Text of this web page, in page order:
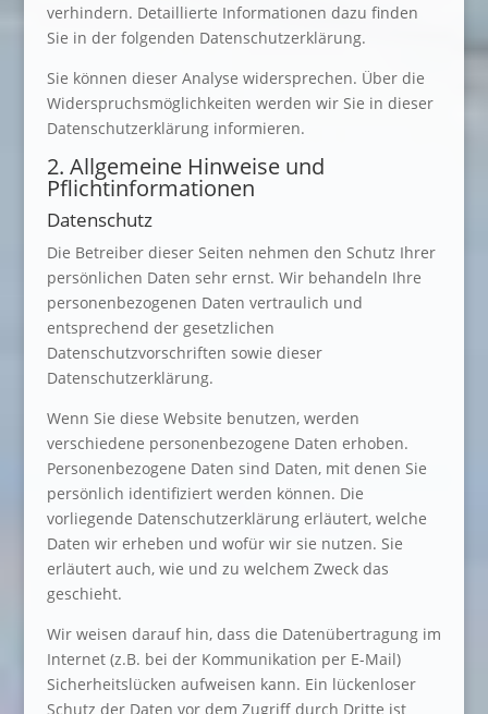
verhindern. Detaillierte Informationen dazu finden
Sie in der folgenden Datenschutzerklärung.
Sie können dieser Analyse widersprechen. Über die
Widerspruchsmöglichkeiten werden wir Sie in dieser
Datenschutzerklärung informieren.
2. Allgemeine Hinweise und
Pflichtinformationen
Datenschutz
Die Betreiber dieser Seiten nehmen den Schutz Ihrer
persönlichen Daten sehr ernst. Wir behandeln Ihre
personenbezogenen Daten vertraulich und
entsprechend der gesetzlichen
Datenschutzvorschriften sowie dieser
Datenschutzerklärung.
Wenn Sie diese Website benutzen, werden
verschiedene personenbezogene Daten erhoben.
Personenbezogene Daten sind Daten, mit denen Sie
persönlich identifiziert werden können. Die
vorliegende Datenschutzerklärung erläutert, welche
Daten wir erheben und wofür wir sie nutzen. Sie
erläutert auch, wie und zu welchem Zweck das
geschieht.
Wir weisen darauf hin, dass die Datenübertragung im
Internet (z.B. bei der Kommunikation per E-Mail)
Sicherheitslücken aufweisen kann. Ein lückenloser
Schutz der Daten vor dem Zugriff durch Dritte ist